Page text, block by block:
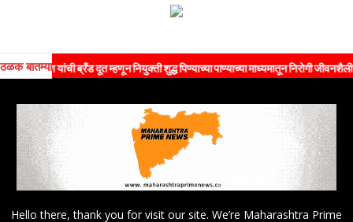
ठळक बातम्या
यांची ब्रँड दूत म्हणून नियुक्ती शुद्ध पिण्याच्या पाण्याच्या माध्यमातून निरोगी जीवनशैलीचा संदेश
Hello there, thank you for visit our site. We’re Maharashtra Prime